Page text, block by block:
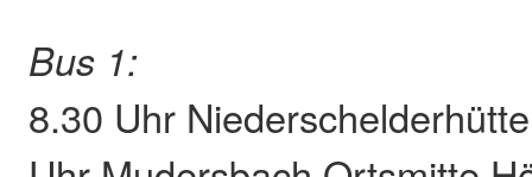
Bus 1:
8.30 Uhr